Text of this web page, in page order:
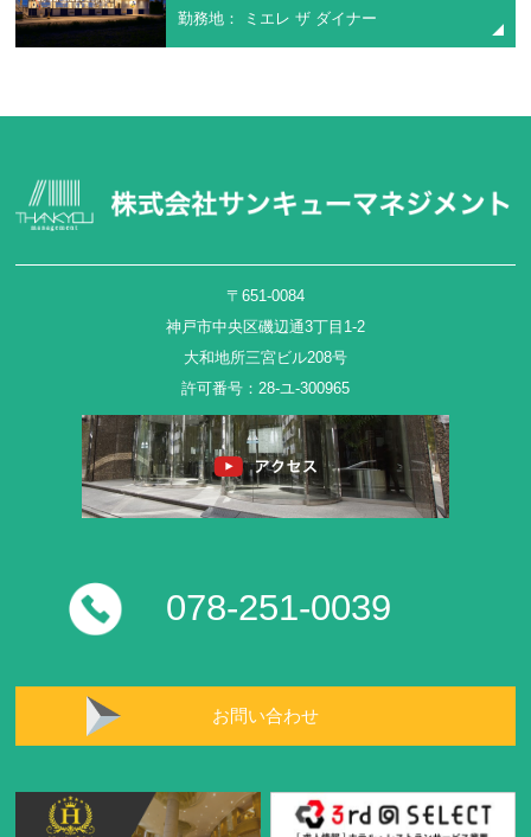
勤務地： ミエレ ザ ダイナー
〒651-0084
神戸市中央区磯辺通3丁目1-2
大和地所三宮ビル208号
許可番号：28-ユ-300965
078-251-0039
お問い合わせ